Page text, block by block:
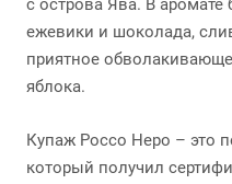
с острова Ява. В аромате
ежевики и шоколада,
приятное
яблока.
Купаж Россо Неро – это
который получил